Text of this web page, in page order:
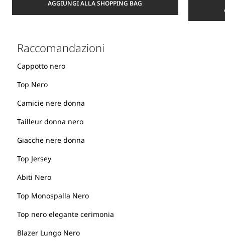
AGGIUNGI ALLA SHOPPING BAG
Raccomandazioni
Cappotto nero
Top Nero
Camicie nere donna
Tailleur donna nero
Giacche nere donna
Top Jersey
Abiti Nero
Top Monospalla Nero
Top nero elegante cerimonia
Blazer Lungo Nero